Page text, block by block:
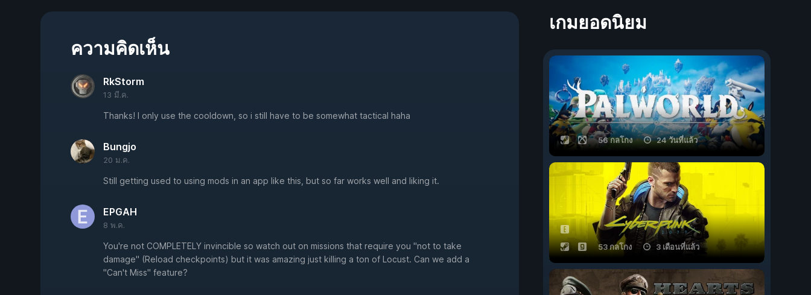
ความคิดเห็น
RkStorm
13 มี.ค.
Thanks! I only use the cooldown, so i still have to be somewhat tactical haha
Bungjo
20 ม.ค.
Still getting used to using mods in an app like this, but so far works well and liking it.
EPGAH
8 พ.ค.
You're not COMPLETELY invincible so watch out on missions that require you "not to take
damage" (Reload checkpoints) but it was amazing just killing a ton of Locust. Can we add a
"Can't Miss" feature?
เกมยอดนิยม
56 กลโกง 24 วันที่แล้ว
53 กลโกง 3 เดือนที่แล้ว